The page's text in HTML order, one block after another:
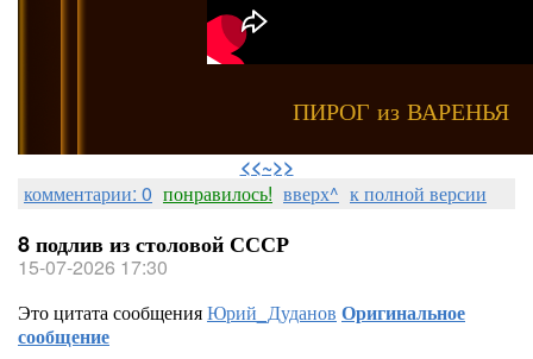
ПИРОГ из ВАРЕНЬЯ
<<~>>
комментарии: 0 понравилось! вверх^ к полной версии
8 подлив из столовой СССР
15-07-2026 17:30
Это цитата сообщенияЮрий_Дуданов Оригинальное
сообщение